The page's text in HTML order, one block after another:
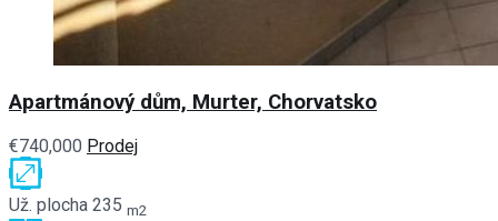
Apartmánový dům, Murter, Chorvatsko
€740,000 Prodej
Už. plocha 235 m2